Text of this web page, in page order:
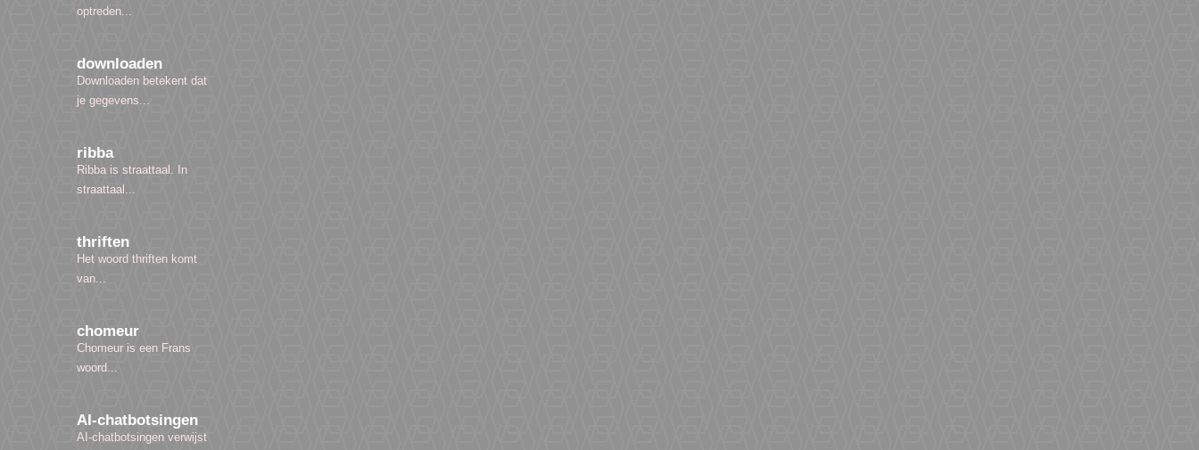
optreden...
downloaden
Downloaden betekent dat
je gegevens...
ribba
Ribba is straattaal. In
straattaal...
thriften
Het woord thriften komt
van...
chomeur
Chomeur is een Frans
woord...
AI-chatbotsingen
AI-chatbotsingen verwijst